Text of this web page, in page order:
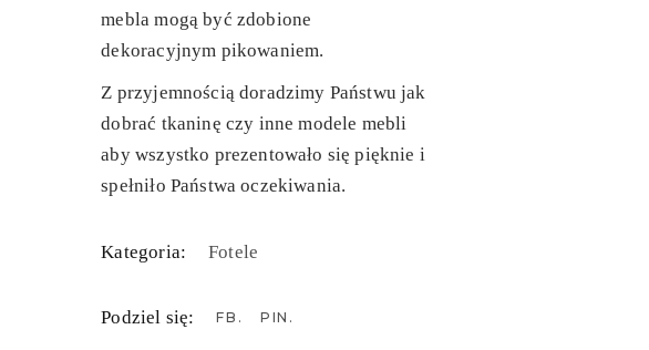
mebla mogą być zdobione
dekoracyjnym pikowaniem.
Z przyjemnością doradzimy Państwu jak
dobrać tkaninę czy inne modele mebli
aby wszystko prezentowało się pięknie i
spełniło Państwa oczekiwania.
Kategoria: Fotele
Podziel się: FB PIN